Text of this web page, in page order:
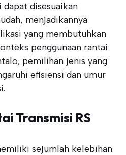
disesuaikan
menjadikannya
yang membutuhkan
penggunaan rantai
pemilihan jenis yang
efisiensi dan umur
Transmisi RS
sejumlah kelebihan